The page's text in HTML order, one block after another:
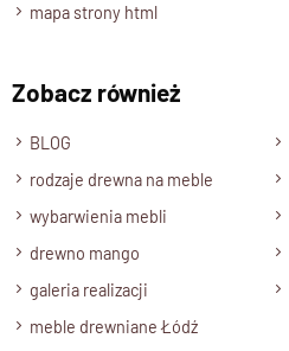
Nowoczesny , Kolekcja GOA
Długość
Półki, Wnęka
mapa strony html
Zobacz również
BLOG
rodzaje drewna na meble
wybarwienia mebli
drewno mango
galeria realizacji
meble drewniane Łódź